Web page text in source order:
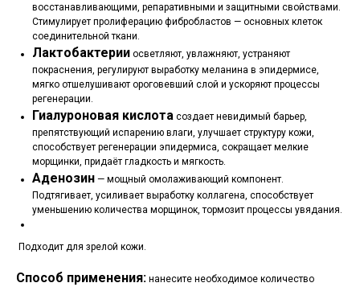
восстанавливающими, репаративными и защитными свойствами.
Стимулирует пролиферацию фибробластов — основных клеток
соединительной ткани.
Лактобактерии осветляют, увлажняют, устраняют
покраснения, регулируют выработку меланина в эпидермисе,
мягко отшелушивают ороговевший слой и ускоряют процессы
регенерации.
Гиалуроновая кислота создает невидимый барьер,
препятствующий испарению влаги, улучшает структуру кожи,
способствует регенерации эпидермиса, сокращает мелкие
морщинки, придаёт гладкость и мягкость.
Аденозин — мощный омолаживающий компонент.
Подтягивает, усиливает выработку коллагена, способствует
уменьшению количества морщинок, тормозит процессы увядания.
Подходит для зрелой кожи.
Способ применения: нанесите необходимое количество